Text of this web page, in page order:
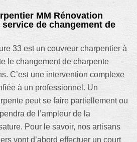
MM Rénovation
de changement de
33 est un couvreur charpentier à
le changement de charpente
C’est une intervention complexe
à un professionnel. Un
peut se faire partiellement ou
de l’ampleur de la
Pour le savoir, nos artisans
vont d’abord effectuer un court